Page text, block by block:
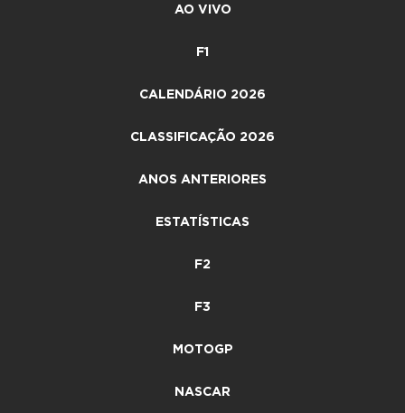
AO VIVO
F1
CALENDÁRIO 2026
CLASSIFICAÇÃO 2026
ANOS ANTERIORES
ESTATÍSTICAS
F2
F3
MOTOGP
NASCAR